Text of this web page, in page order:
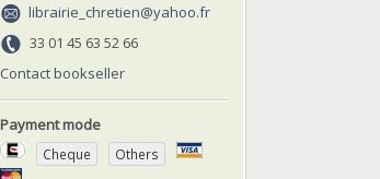
librairie_chretien@yahoo.fr
33 01 45 63 52 66
Contact bookseller
Payment mode
Cheque Others